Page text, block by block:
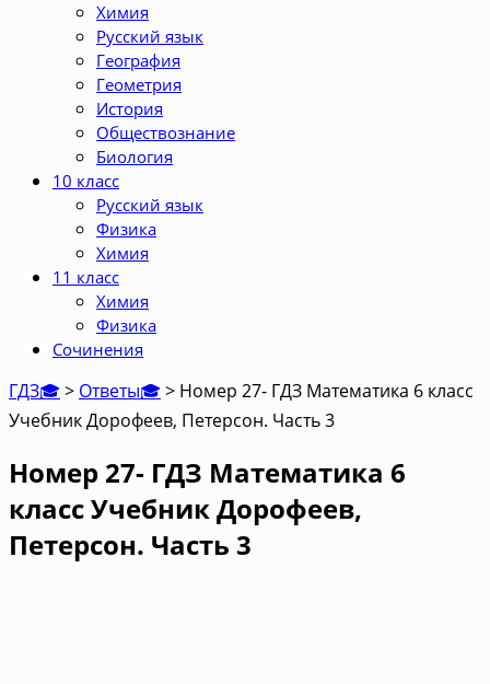
Химия
Русский язык
География
Геометрия
История
Обществознание
Биология
10 класс
Русский язык
Физика
Химия
11 класс
Химия
Физика
Сочинения
ГДЗ🎓> Ответы🎓> Номер 27- ГДЗ Математика 6 класс
Учебник Дорофеев, Петерсон. Часть 3
Номер 27- ГДЗ Математика 6
класс Учебник Дорофеев,
Петерсон. Часть 3